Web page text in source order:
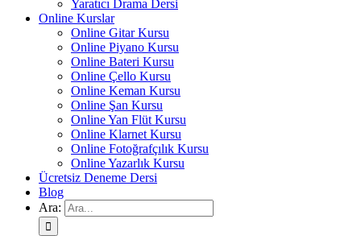
Yaratıcı Drama Dersi
Online Kurslar
Online Gitar Kursu
Online Piyano Kursu
Online Bateri Kursu
Online Çello Kursu
Online Keman Kursu
Online Şan Kursu
Online Yan Flüt Kursu
Online Klarnet Kursu
Online Fotoğrafçılık Kursu
Online Yazarlık Kursu
Ücretsiz Deneme Dersi
Blog
Ara: